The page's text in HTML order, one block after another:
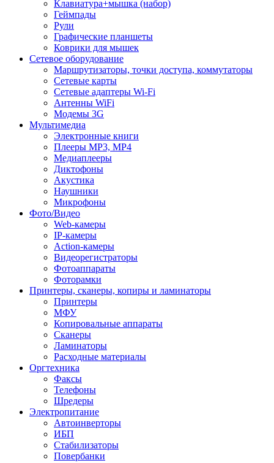
Клавиатура+мышка (набор)
Геймпады
Рули
Графические планшеты
Коврики для мышек
Сетевое оборудование
Маршрутизаторы, точки доступа, коммутаторы
Сетевые карты
Сетевые адаптеры Wi-Fi
Антенны WiFi
Модемы 3G
Мультимедиа
Электронные книги
Плееры MP3, MP4
Медиаплееры
Диктофоны
Акустика
Наушники
Микрофоны
Фото/Видео
Web-камеры
IP-камеры
Action-камеры
Видеорегистраторы
Фотоаппараты
Фоторамки
Принтеры, сканеры, копиры и ламинаторы
Принтеры
МФУ
Копировальные аппараты
Сканеры
Ламинаторы
Расходные материалы
Оргтехника
Факсы
Телефоны
Шредеры
Электропитание
Автоинверторы
ИБП
Стабилизаторы
Повербанки